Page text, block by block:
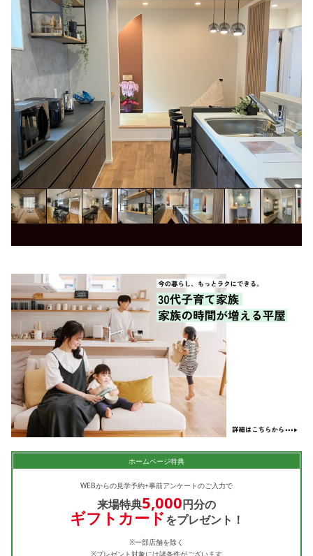
ホームページ特典
WEBからの見学予約+事前アンケートのご入力で
来場特典5,000円分の
ギフトカードをプレゼント！
※一部店舗を除く